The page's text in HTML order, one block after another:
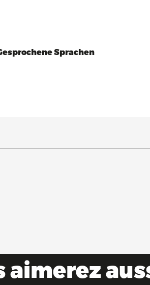
Sprachen
Sprachen
aimerez